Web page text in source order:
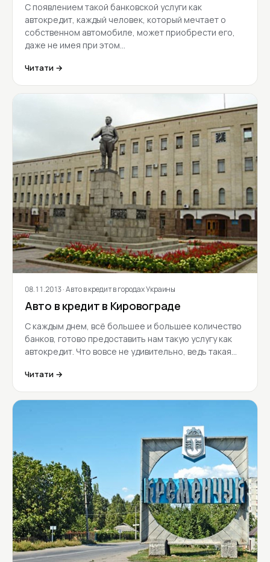
С появлением такой банковской услуги как
автокредит, каждый человек, который мечтает о
собственном автомобиле, может приобрести его,
даже не имея при этом…
Читати →
08.11.2013· Авто в кредит в городах Украины
Авто в кредит в Кировограде
С каждым днем, всё большее и большее количество
банков, готово предоставить нам такую услугу как
автокредит. Что вовсе не удивительно, ведь такая…
Читати →